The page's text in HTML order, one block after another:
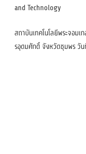
and Technology
สถาบันเทคโนโลยีพระจอมเ
รอุดมศักดิ์ จังหวัดชุมพร วั